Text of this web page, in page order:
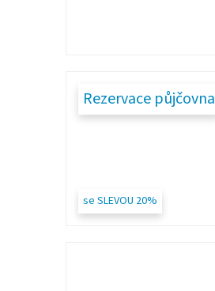
Rezervace půjčovna
se SLEVOU 20%